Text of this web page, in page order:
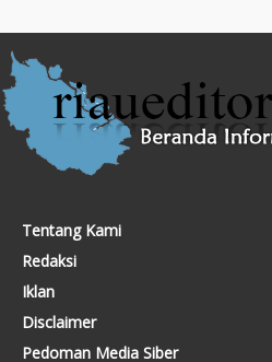
Tentang Kami
Redaksi
Iklan
Disclaimer
Pedoman Media Siber